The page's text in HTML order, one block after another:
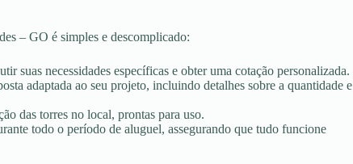
– GO é simples e descomplicado:
suas necessidades específicas e obter uma cotação personalizada.
adaptada ao seu projeto, incluindo detalhes sobre a quantidade e
das torres no local, prontas para uso.
todo o período de aluguel, assegurando que tudo funcione